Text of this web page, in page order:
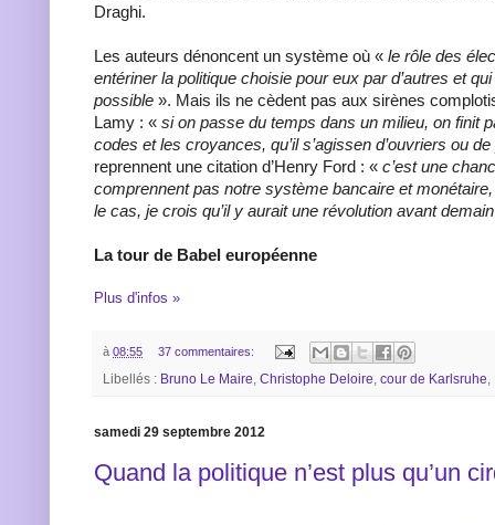
Draghi.
Les auteurs dénoncent un système où « le rôle des
entériner la politique choisie pour eux par d’autres et
possible ». Mais ils ne cèdent pas aux sirènes
Lamy : « si on passe du temps dans un milieu, on finit
codes et les croyances, qu’il s’agissen d’ouvriers ou
reprennent une citation d’Henry Ford : « c’est une
comprennent pas notre système bancaire et
le cas, je crois qu’il y aurait une révolution avant
La tour de Babel européenne
Plus d'infos »
à 08:55 37 commentaires:
Libellés : Bruno Le Maire, Christophe Deloire, cour de Karlsruhe,
samedi 29 septembre 2012
Quand la politique n’est plus qu’un